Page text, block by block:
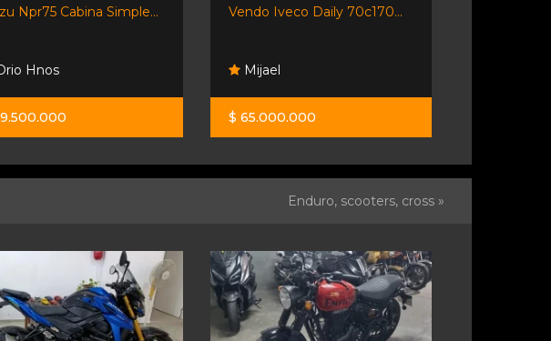
Npr75 Cabina Simple...
Hnos
Vendo Iveco Daily 70c170...
Mijael
$ 65.000.000
Enduro, scooters, cross »